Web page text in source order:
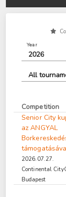
Year
2026
All
Competition
Senior City
az ANGYAL
2026.07.27.
Continental
Budapest